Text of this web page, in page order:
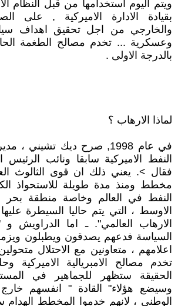
ويتم اليوم استخدامها من قبل النظام
بقيادة الادارة الاميركية , على
والخارجي من اجل تحقيق اهداف
وعسكرية ... تخدم مصالح الطغمة
بالدرجة الاولى .
لماذا الارهاب ؟
في عام 1998, صرح ديك تشيني
النفط الاميركية سابقا ونائب الرئيس
فقال >. يعني ذلك ان قوى الثالوث
مخطط ومنذ مدة طويلة للاستحواذ
النفط في العالم وخاصة منطقة
الاوسط ، التي يتم حاليا السيطرة
الارهاب العالمي". ـ اما الدراويش
السياسة فدعهم يصدقون ويطبلون
اعلامهم ، متعاونين مع الاحتلال
تخدم مصالح الامبريالية الاميركية
الحقيقة ستظهر للجماهير في
وسيضع هؤلاء" القادة " انفسهم خارج
الوطني ، لانهم خدموا المخطط الهدام